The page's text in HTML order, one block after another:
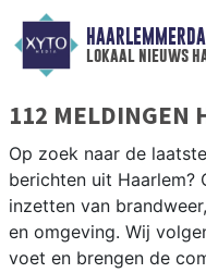
lokaal nieuws
112 MELDINGEN
Op zoek naar de
berichten uit Haarlem?
inzetten van
en omgeving. Wij
voet en brengen de